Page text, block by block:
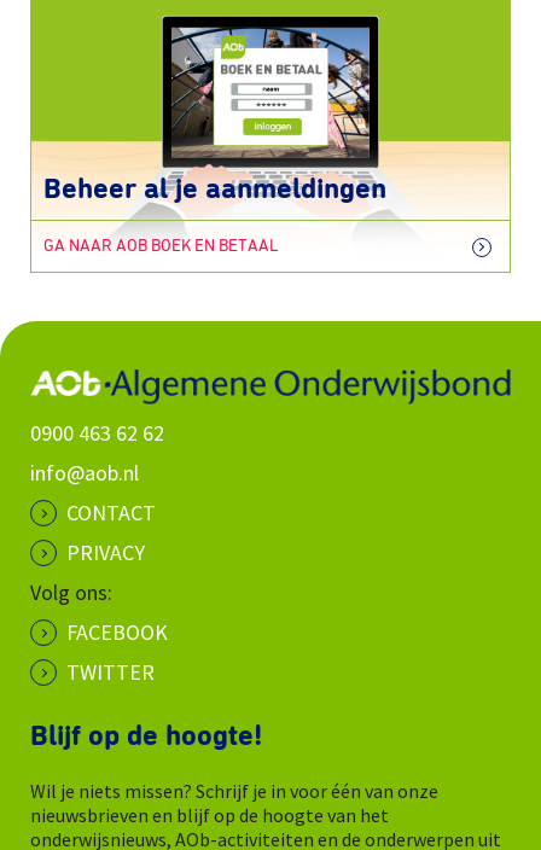
Beheer al je aanmeldingen
GA NAAR AOB BOEK EN BETAAL
0900 463 62 62
info@aob.nl
CONTACT
PRIVACY
Volg ons:
FACEBOOK
TWITTER
Blijf op de hoogte!
Wil je niets missen? Schrijf je in voor één van onze
nieuwsbrieven en blijf op de hoogte van het
onderwijsnieuws, AOb-activiteiten en de onderwerpen uit